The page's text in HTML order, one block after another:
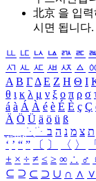
北京 을 입
시면 됩니다.
ㅥ ㅦ ㅧ ㅨ ㅩ ㅪ
ㅺ ㅻ ㅼ ㅽ ㅾ ㅿ
Α Β ΓΔ Ε Ζ Η Θ Ι
θ ι κ λ μ ν ξ ο π ρ σ
á à Á À é è É È ç Ç
Ä Ö Ü ä ö ü ß
ִֶֹ ֻּ ׁׂ ת צ מ נ ה ב
‘ ’ “ ” 〔 〕 〈 〉 「
± × ÷ ≠ ≤ ≥ ∞ ∴ ♂
⊆ ⊇ ⊂ ⊃ ∪ ∩ ∧ ∨